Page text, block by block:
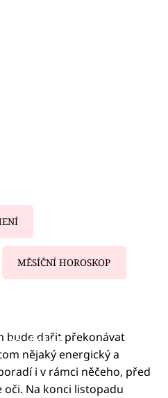
MĚSÍČNÍ HOROSKOP
to fetch
bude dařit překonávat
nějaký energický a
i v rámci něčeho, před
oči. Na konci listopadu